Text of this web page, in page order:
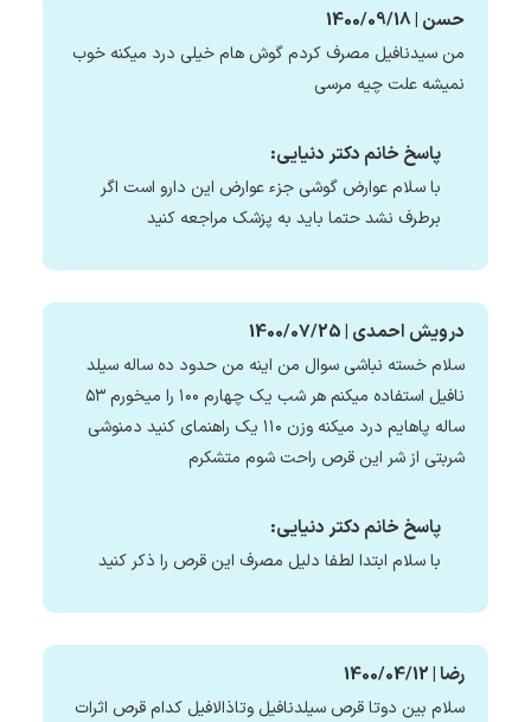
حسن | 1400/09/18
من سیدنافیل مصرف کردم گوش هام خیلی درد میکنه خوب
نمیشه علت چیه مرسی
پاسخ خانم دکتر دنیایی:
با سلام عوارض گوشی جزء عوارض این دارو است اگر
برطرف نشد حتما باید به پزشک مراجعه کنید
درویش احمدی | 1400/07/25
سلام خسته نباشی سوال من اینه من حدود ده ساله سیلد
نافیل استفاده میکنم هر شب یک چهارم ۱۰۰ را میخورم ۵۳
ساله پاهایم درد میکنه وزن ۱۱۰ یک راهنمای کنید دمنوشی
شربتی از شر این قرص راحت شوم متشکرم
پاسخ خانم دکتر دنیایی:
با سلام ابتدا لطفا دلیل مصرف این قرص را ذکر کنید
رضا | 1400/04/12
سلام بین دوتا قرص سیلدنافیل وتاذالافیل کدام قرص اثرات